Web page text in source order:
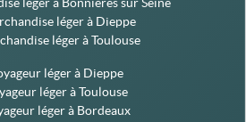
léger à Bonnières sur Seine
léger à Dieppe
léger à Toulouse
léger à Dieppe
léger à Toulouse
léger à Bordeaux